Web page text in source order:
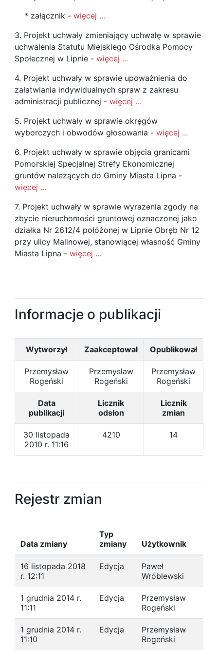
* załącznik - więcej ...
3. Projekt uchwały zmieniający uchwałę w sprawie
uchwalenia Statutu Miejskiego Ośrodka Pomocy
Społecznej w Lipnie - więcej ...
4. Projekt uchwały w sprawie upoważnienia do
załatwiania indywidualnych spraw z zakresu
administracji publicznej - więcej ...
5. Projekt uchwały w sprawie okręgów
wyborczych i obwodów głosowania - więcej ...
6. Projekt uchwały w sprawie objęcia granicami
Pomorskiej Specjalnej Strefy Ekonomicznej
gruntów należących do Gminy Miasta Lipna -
więcej ...
7. Projekt uchwały w sprawie wyrazenia zgody na
zbycie nieruchomości gruntowej oznaczonej jako
działka Nr 2612/4 połóżonej w Lipnie Obręb Nr 12
przy ulicy Malinowej, stanowiącej własność Gminy
Miasta Lipna - więcej ...
Informacje o publikacji
Wytworzył Zaakceptował Opublikował
Przemysław
Rogeński
Przemysław
Rogeński
Przemysław
Rogeński
Data
publikacji
Licznik
odsłon
Licznik
zmian
30 listopada
2010 r. 11:16
4210 14
Rejestr zmian
Data zmiany
Typ
zmiany
Użytkownik
16 listopada 2018
r. 12:11
Edycja
Paweł
Wróblewski
1 grudnia 2014 r.
11:11
Edycja
Przemysław
Rogeński
1 grudnia 2014 r.
11:10
Edycja
Przemysław
Rogeński